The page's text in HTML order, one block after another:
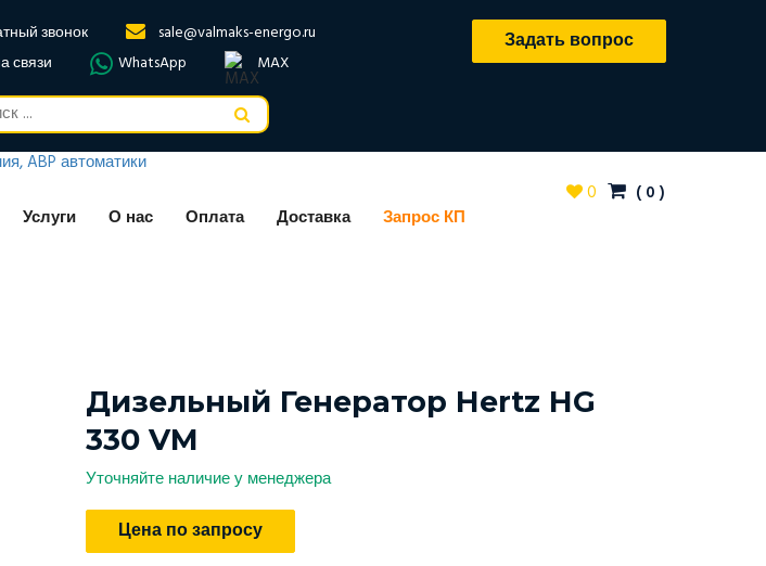
звонок
sale@valmaks-energo.ru
связи
WhatsApp MAX
Задать вопрос
Услуги О нас Оплата Доставка Запрос КП
0 ( 0)
Дизельный Генератор Hertz HG
330 VM
Уточняйте наличие у менеджера
Цена по запросу